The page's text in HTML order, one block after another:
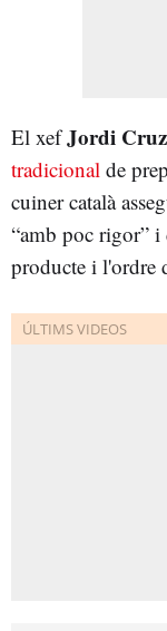
El xefJordi Cruz
tradicional de
cuiner català
“amb poc rigor” i
producte i l'ordre